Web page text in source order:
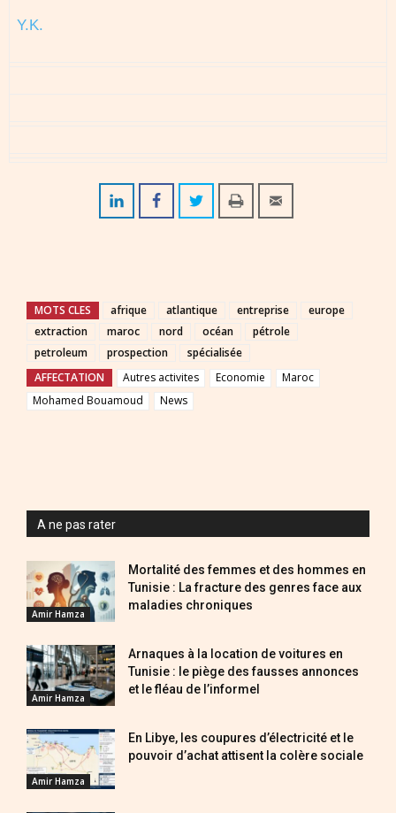
Y.K.
MOTS CLES afrique atlantique entreprise
europe
extraction
maroc nord océan
pétrole
petroleum
prospection
spécialisée
AFFECTATION
Autres activites Economie
Maroc
Mohamed Bouamoud
News
A ne pas rater
Amir Hamza
Mortalité des femmes et des hommes en
Tunisie : La fracture des genres face aux
maladies chroniques
Amir Hamza
Arnaques à la location de voitures en
Tunisie : le piège des fausses annonces
et le fléau de l’informel
Amir Hamza
En Libye, les coupures d’électricité et le
pouvoir d’achat attisent la colère sociale